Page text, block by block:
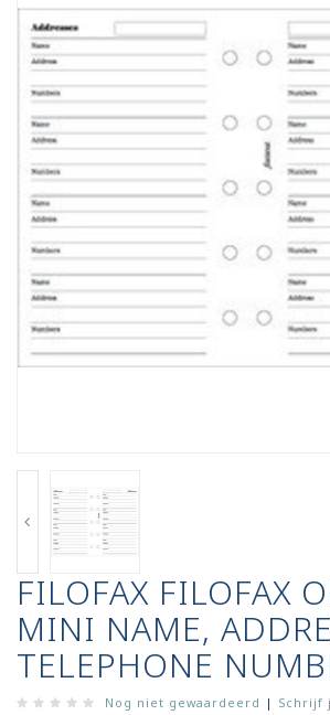
FILOFAX FILOFAX
MINI NAME,
TELEPHONE
Nog niet gewaardeerd | Schrijf